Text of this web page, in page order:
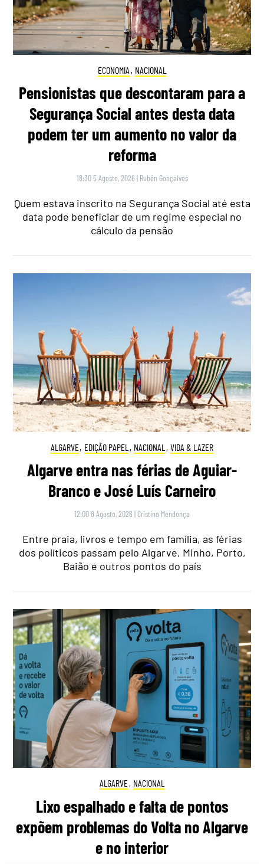
ECONOMIA , NACIONAL
Pensionistas que descontaram para a
Segurança Social antes desta data
podem ter um aumento no valor da
reforma
18:30 5 Agosto, 2026 | Rubén Gonçalves
Quem estava inscrito na Segurança Social até esta
data pode beneficiar de um regime especial no
cálculo da pensão
ALGARVE, EDIÇÃO PAPEL , NACIONAL , VIDA & LAZER
Algarve entra nas férias de Aguiar-
Branco e José Luís Carneiro
12:00 8 Agosto, 2026 | Cristina Mendonça
Entre praia, livros e tempo em família, as férias
dos políticos passam pelo Algarve, Minho, Porto,
Baião e outros pontos do país
ALGARVE, NACIONAL
Lixo espalhado e falta de pontos
expõem problemas do Volta no Algarve
e no interior